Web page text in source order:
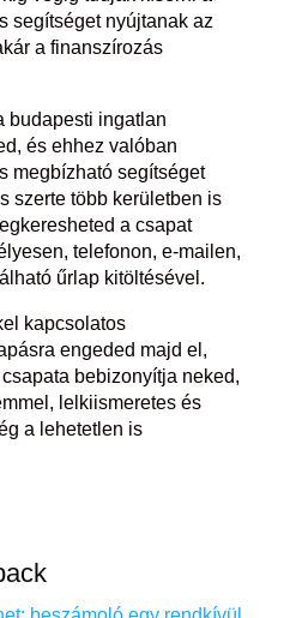
segítséget nyújtanak az
a finanszírozás
budapesti ingatlan
és ehhez valóban
megbízható segítséget
szerte több kerületben is
a csapat
telefonon, e-mailen,
űrlap kitöltésével.
kapcsolatos
engeded majd el,
bebizonyítja neked,
lelkiismeretes és
a lehetetlen is